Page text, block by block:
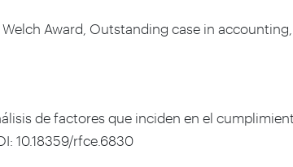
Welch Award, Outstanding case in
de factores que inciden en el
10.18359/rfce.6830